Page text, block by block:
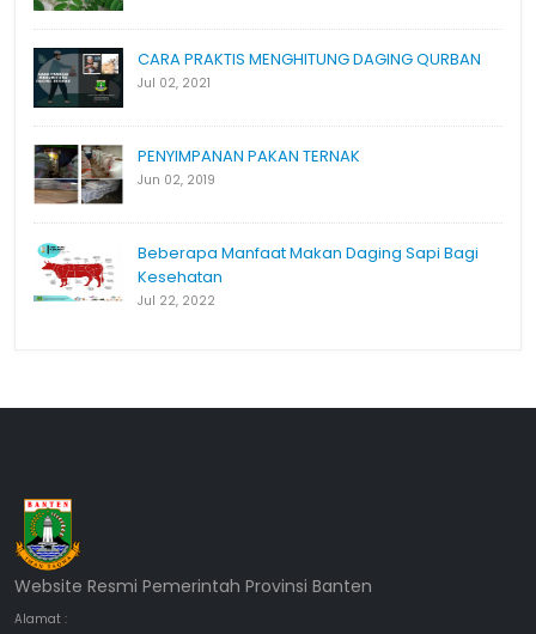
CARA PRAKTIS MENGHITUNG DAGING QURBAN
Jul 02, 2021
PENYIMPANAN PAKAN TERNAK
Jun 02, 2019
Beberapa Manfaat Makan Daging Sapi Bagi
Kesehatan
Jul 22, 2022
Website Resmi Pemerintah Provinsi Banten
Alamat :